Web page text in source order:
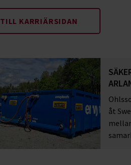
TILL KARRIÄRSIDAN
åt